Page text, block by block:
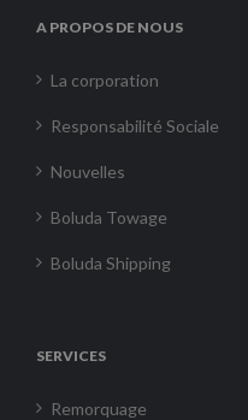
A PROPOS DE NOUS
La corporation
Responsabilité Sociale
Nouvelles
Boluda Towage
Boluda Shipping
SERVICES
Remorquage